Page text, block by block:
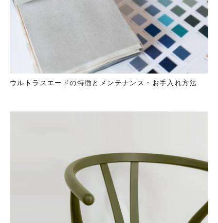
ウルトラスエードの特徴とメンテナンス・お手入れ方法